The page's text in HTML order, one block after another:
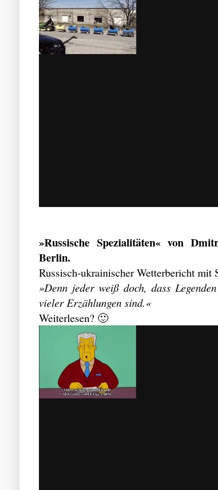
»Russische Spezialitäten« von
Berlin.
Russisch-ukrainischer Wetterbericht mit
»Denn jeder weiß doch, dass
vieler Erzählungen sind.«
Weiterlesen? 🙂